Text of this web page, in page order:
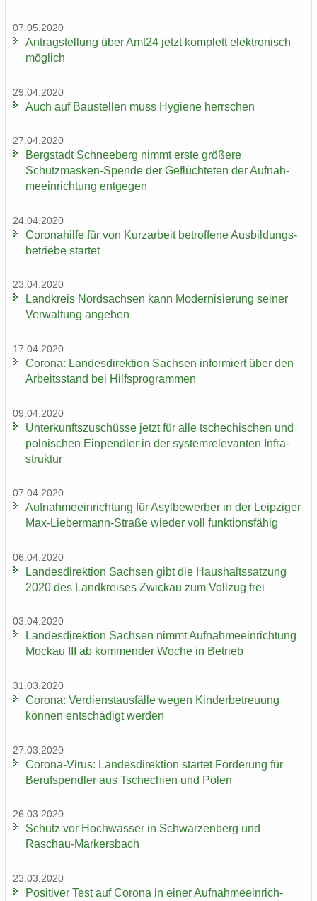
07.05.2020
An­trag­stel­lung über Amt24 jetzt kom­plett elek­tro­nisch
mög­lich
29.04.2020
Auch auf Bau­stel­len muss Hy­gie­ne herr­schen
27.04.2020
Berg­stadt Schnee­berg nimmt erste grö­ße­re
Schutzmasken-​Spende der Ge­flüch­te­ten der Auf­nah­
me­ein­rich­tung ent­ge­gen
24.04.2020
Co­ro­na­hil­fe für von Kurz­ar­beit be­trof­fe­ne Aus­bil­dungs­
be­trie­be star­tet
23.04.2020
Land­kreis Nord­sach­sen kann Mo­der­ni­sie­rung sei­ner
Ver­wal­tung an­ge­hen
17.04.2020
Co­ro­na: Lan­des­di­rek­ti­on Sach­sen in­for­miert über den
Ar­beits­stand bei Hilfs­pro­gram­men
09.04.2020
Un­ter­kunfts­zu­schüs­se jetzt für alle tsche­chi­schen und
pol­ni­schen Ein­pend­ler in der sys­tem­re­le­van­ten In­fra­
struk­tur
07.04.2020
Auf­nah­me­ein­rich­tung für Asyl­be­wer­ber in der Leip­zi­ger
Max-​Liebermann-Straße wie­der voll funk­ti­ons­fä­hig
06.04.2020
Lan­des­di­rek­ti­on Sach­sen gibt die Haus­halts­sat­zung
2020 des Land­krei­ses Zwi­ckau zum Voll­zug frei
03.04.2020
Lan­des­di­rek­ti­on Sach­sen nimmt Auf­nah­me­ein­rich­tung
Mo­ckau III ab kom­men­der Woche in Be­trieb
31.03.2020
Co­ro­na: Ver­dienst­aus­fäl­le wegen Kin­der­be­treu­ung
kön­nen ent­schä­digt wer­den
27.03.2020
Corona-​Virus: Lan­des­di­rek­ti­on star­tet För­de­rung für
Be­rufs­pend­ler aus Tsche­chi­en und Polen
26.03.2020
Schutz vor Hoch­was­ser in Schwar­zen­berg und
Raschau-​Markersbach
23.03.2020
Po­si­ti­ver Test auf Co­ro­na in einer Auf­nah­me­ein­rich­